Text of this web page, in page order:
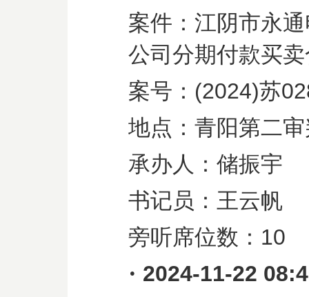
案件：江阴市永
公司分期付款买
案号： (2024)苏
地点：青阳第二
承办人：储振宇
书记员：王云帆
旁听席位数： 10
· 2024-11-22